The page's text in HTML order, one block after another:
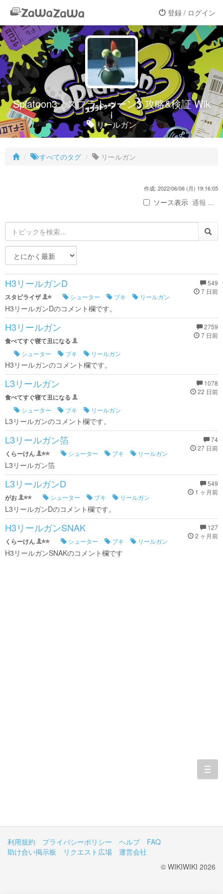
登録 / ログイン
Splatoon3 - スプラトゥーン3 攻略&検証 Wik
i
リールガン
すべてのタグ リールガン
作成: 2022/06/06 (月) 19:16:05
ソース表示 通報 ...
549
7 日前
H3リールガンD
スタビライザ シューター ブキ リールガン
H3リールガンDのコメント欄です。
2759
7 日前
H3リールガン
食べてすぐ寝て丑になる
シューター ブキ リールガン
H3リールガンのコメント欄です。
1078
22 日前
L3リールガン
食べてすぐ寝て丑になる
シューター ブキ リールガン
L3リールガンのコメント欄です。
74
27 日前
L3リールガン箔
くらーけん シューター ブキ リールガン
L3リールガン箔
549
1 ヶ月前
L3リールガンD
がお シューター ブキ リールガン
L3リールガンDのコメント欄です。
127
2 ヶ月前
H3リールガンSNAK
くらーけん シューター ブキ リールガン
H3リールガンSNAKのコメント欄です
利用規約 プライバシーポリシー ヘルプ
FAQ
助け合い掲示板
リクエスト広場
運営会社
© WIKIWIKI 2026